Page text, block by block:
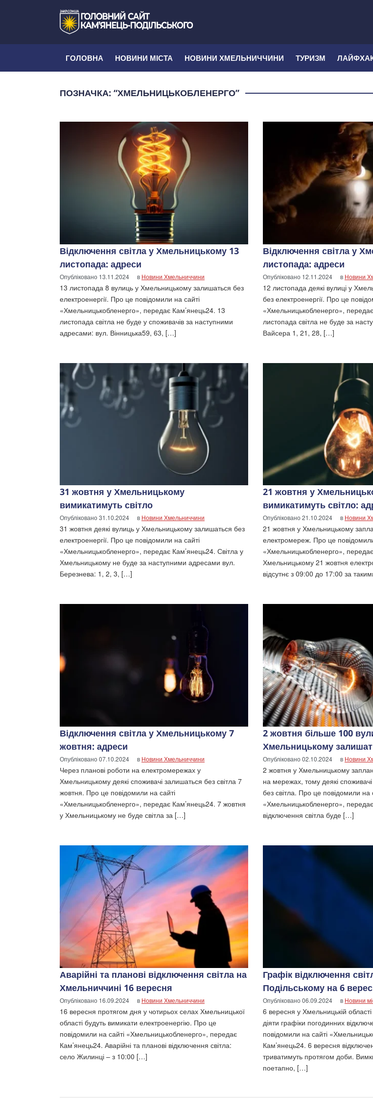
ГОЛОВНА НОВИНИ МІСТА НОВИНИ ХМЕЛЬНИЧЧИНИ ТУРИЗМ
ПОЗНАЧКА: “ХМЕЛЬНИЦЬКОБЛЕНЕРГО”
Відключення світла у Хмельницькому 13
листопада: адреси
Опубліковано 13.11.2024 в Новини Хмельниччини
13 листопада 8 вулиць у Хмельницькому залишаться без
електроенергії. Про це повідомили на сайті
«Хмельницькобленерго», передає Кам’янець24. 13
листопада світла не буде у споживачів за наступними
адресами: вул. Вінницька59, 63, […]
Відключення світла у
листопада: адреси
Опубліковано 12.11.2024 в Новини
12 листопада деякі вулиці у
без електроенергії. Про це
«Хмельницькобленерго»,
листопада світла не буде за
Вайсера 1, 21, 28, […]
31 жовтня у Хмельницькому
вимикатимуть світло
Опубліковано31.10.2024 в Новини Хмельниччини
31 жовтня деякі вулиць у Хмельницькому залишаться без
електроенергії. Про це повідомили на сайті
«Хмельницькобленерго», передає Кам’янець24. Світла у
Хмельницькому не буде за наступними адресами вул.
Березнева: 1, 2, 3, […]
21 жовтня у
вимикатимуть світло:
Опубліковано21.10.2024 в Новини
21 жовтня у Хмельницькому
електромереж. Про це
«Хмельницькобленерго»,
Хмельницькому 21 жовтня
відсутнє з 09:00 до 17:00 за
Відключення світла у Хмельницькому 7
жовтня: адреси
Опубліковано07.10.2024 в Новини Хмельниччини
Через планові роботи на електромережах у
Хмельницькому деякі споживачі залишаться без світла 7
жовтня. Про це повідомили на сайті
«Хмельницькобленерго», передає Кам’янець24. 7 жовтня
у Хмельницькому не буде світла за […]
2 жовтня більше 100
Хмельницькому
Опубліковано02.10.2024 в Новини
2 жовтня у Хмельницькому
на мережах, тому деякі
без світла. Про це повідомили на
«Хмельницькобленерго»,
відключення світла буде […]
Аварійні та планові відключення світла на
Хмельниччині 16 вересня
Опубліковано 16.09.2024 в Новини Хмельниччини
16 вересня протягом дня у чотирьох селах Хмельницької
області будуть вимикати електроенергію. Про це
повідомили на сайті «Хмельницькобленерго», передає
Кам’янець24. Аварійні та планові відключення світла:
село Жилинці – з 10:00 […]
Графік відключення
Подільському на 6
Опубліковано06.09.2024 в Новини
6 вересня у Хмельницькій
діяти графіки погодинних
повідомили на сайті
Кам’янець24. 6 вересня
триватимуть протягом доби.
поетапно, […]